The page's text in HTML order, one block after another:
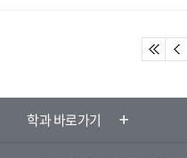
학과 바로가기